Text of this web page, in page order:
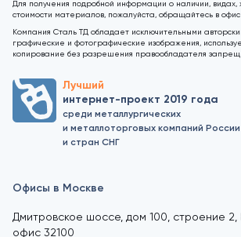
Для получения подробной информации о наличии, видах,
стоимости материалов, пожалуйста, обращайтесь в
Компания Сталь ТД обладает исключительными
графические и фотографические изображения,
копирование без разрешения правообладателя
Лучший
интернет-проект 2019 года
среди металлургических
и металлоторговых компаний России
и стран СНГ
Офисы в Москве
Дмитровское шоссе, дом 100, строение 2,
офис 32100